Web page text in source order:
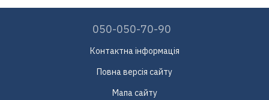
050-050-70-90
Контактна інформація
Повна версія сайту
Мапа сайту